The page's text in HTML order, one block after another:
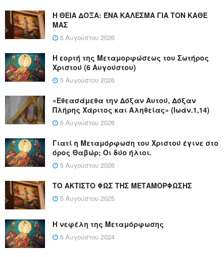
Η ΘΕΙΑ ΔΟΞΑ: ΈΝΑ ΚΑΛΕΣΜΑ ΓΙΑ ΤΟΝ ΚΑΘΕ
ΜΑΣ
5 Αυγούστου 2026
Η εορτή της Μεταμορφώσεως του Σωτήρος
Χριστού (6 Αυγούστου)
5 Αυγούστου 2026
«Εθεασάμεθα την Δόξαν Αυτού, Δόξαν
Πλήρης Χάριτος και Αληθείας» (Ιωάν.1,14)
5 Αυγούστου 2026
Γιατί η Μεταμόρφωση του Χριστού έγινε στο
όρος Θαβώρ; Οι δύο ήλιοι.
5 Αυγούστου 2026
ΤΟ ΑΚΤΙΣΤΟ ΦΩΣ ΤΗΣ ΜΕΤΑΜΟΡΦΩΣΗΣ
5 Αυγούστου 2025
Η νεφέλη της Μεταμόρφωσης
6 Αυγούστου 2024